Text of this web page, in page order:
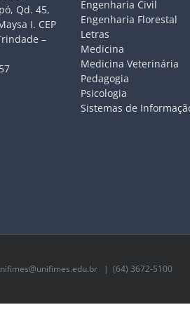
Qd. 45,
I. CEP
–
Engenharia Civil
Engenharia Florestal
Letras
Medicina
Medicina Veterinária
Pedagogia
Psicologia
Sistemas de
| (64) 3672-5100